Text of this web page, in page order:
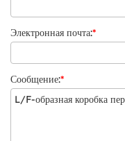
Электронная почта:*
Сообщение:*